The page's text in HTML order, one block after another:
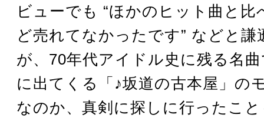
ビューでも “ほかのヒット曲と比
ど売れてなかったです” などと謙
が、70年代アイドル史に残る名
に出てくる「♪坂道の古本屋」の
なのか、真剣に探しに行ったこ